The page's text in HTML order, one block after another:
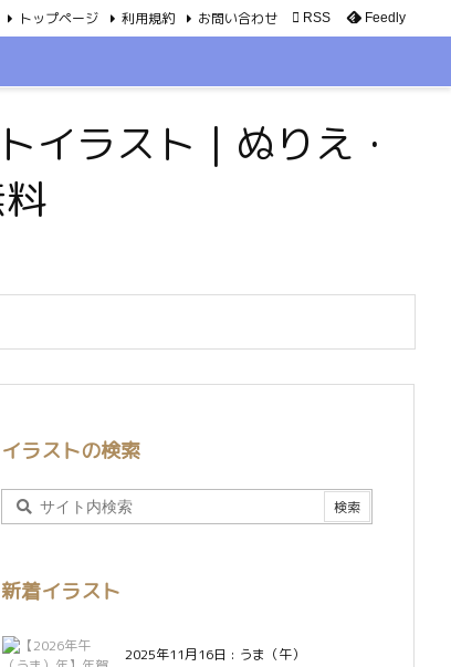
トップページ 利用規約 お問い合わせ  RSS Feedly
ラスト｜ぬりえ・
イラストの検索
新着イラスト
2025年11月16日 : うま（午）